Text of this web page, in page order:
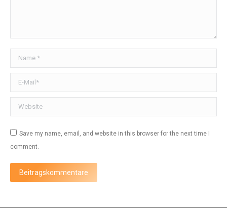
Name *
E-Mail *
Website
Save my name, email, and website in this browser for the next time I
comment.
Beitragskommentare